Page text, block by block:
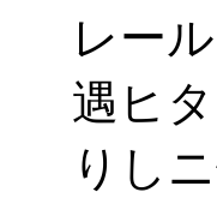
レー
遇ヒ
りし